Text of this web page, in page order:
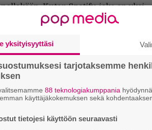
Kuten Spotify, joka on yksi
viime vuonna 25-26
siitä henkilökohtaisesti 20
yksityisyyttäsi
tarjotaksemme
88 teknologiakumppania
käyttäjäkokemuksen sekä
tietojesi käyttöön seuraavasti